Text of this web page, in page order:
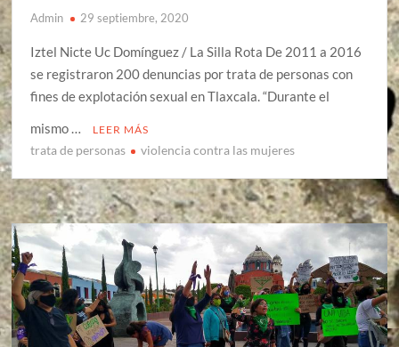
Admin 29 septiembre, 2020
Iztel Nicte Uc Domínguez / La Silla Rota De 2011 a 2016
se registraron 200 denuncias por trata de personas con
fines de explotación sexual en Tlaxcala. “Durante el
mismo …
LEER MÁS
trata de personas violencia contra las mujeres